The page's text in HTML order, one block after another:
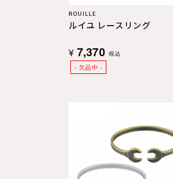
ROUILLE
ルイユ レースリング
¥ 7,370 税込